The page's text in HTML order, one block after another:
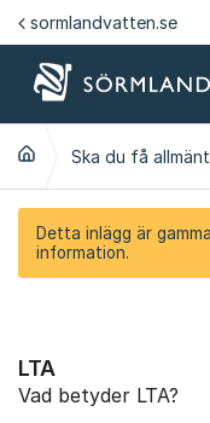
Hoppa till innehåll
sormlandvatten.se
Ska du få
Detta inlägg är
information.
LTA
Vad betyder LTA?